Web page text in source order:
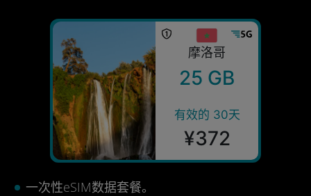
摩洛哥
25 GB
有效的 30天
¥372
一次性eSIM数据套餐。